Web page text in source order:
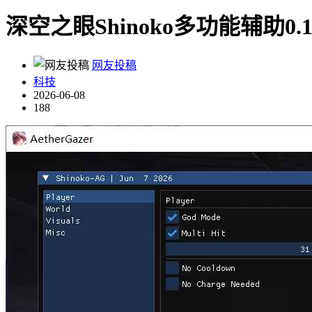
深空之眼Shinoko多功能辅助
网友投稿
科技
2026-06-08
188